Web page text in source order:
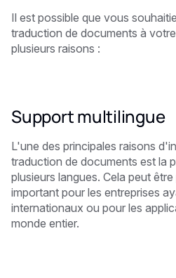
Il est possible que vous
traduction de documents à
plusieurs raisons :
Support multilingue
L'une des principales raisons
traduction de documents est la
plusieurs langues. Cela peut
important pour les entreprises
internationaux ou pour les
monde entier.